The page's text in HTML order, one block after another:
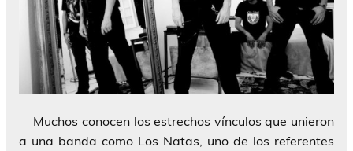
Muchos conocen los estrechos vínculos que unieron
a una banda como Los Natas, uno de los referentes